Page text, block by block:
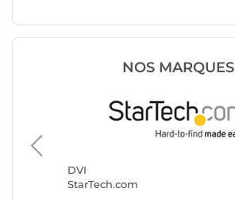
NOS MARQUES
DVI
StarTech.com